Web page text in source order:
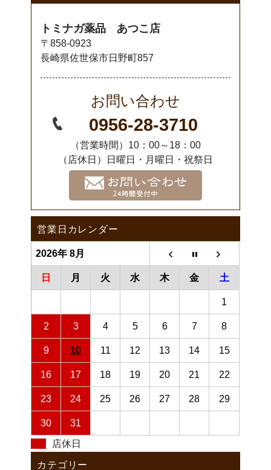
トミナガ薬品 あつこ店
〒858-0923
長崎県佐世保市日野町857
お問い合わせ
0956-28-3710
（営業時間）10：00～18：00
（店休日）日曜日・月曜日・祝祭日
営業日カレンダー
2026年 8月
日 月 火 水 木 金 土
1
2 3 4 5 6 7 8
9 10 11 12 13 14 15
16 17 18 19 20 21 22
23 24 25 26 27 28 29
30
31
店休日
カテゴリー